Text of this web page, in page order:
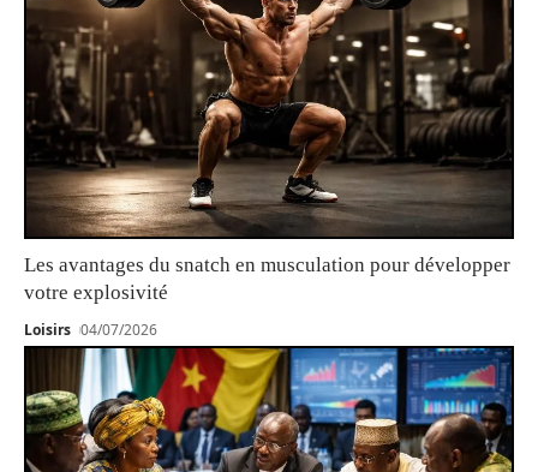
Les avantages du snatch en musculation pour développer
votre explosivité
Loisirs 04/07/2026